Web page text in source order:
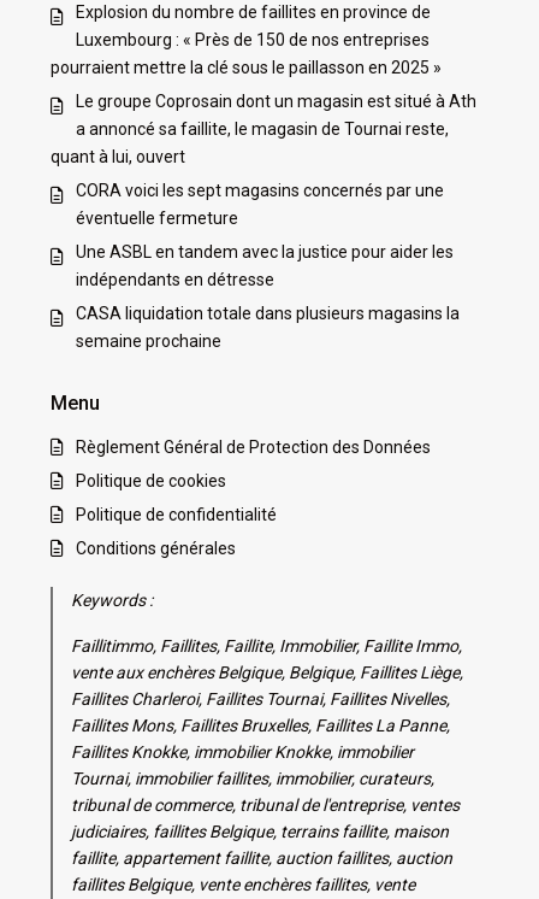
Explosion du nombre de faillites en province de
Luxembourg : « Près de 150 de nos entreprises
pourraient mettre la clé sous le paillasson en 2025 »
Le groupe Coprosain dont un magasin est situé à Ath
a annoncé sa faillite, le magasin de Tournai reste,
quant à lui, ouvert
CORA voici les sept magasins concernés par une
éventuelle fermeture
Une ASBL en tandem avec la justice pour aider les
indépendants en détresse
CASA liquidation totale dans plusieurs magasins la
semaine prochaine
Menu
Règlement Général de Protection des Données
Politique de cookies
Politique de confidentialité
Conditions générales
Keywords :
Faillitimmo, Faillites, Faillite, Immobilier, Faillite Immo,
vente aux enchères Belgique, Belgique, Faillites Liège,
Faillites Charleroi, Faillites Tournai, Faillites Nivelles,
Faillites Mons, Faillites Bruxelles, Faillites La Panne,
Faillites Knokke, immobilier Knokke, immobilier
Tournai, immobilier faillites, immobilier, curateurs,
tribunal de commerce, tribunal de l'entreprise, ventes
judiciaires, faillites Belgique, terrains faillite, maison
faillite, appartement faillite, auction faillites, auction
faillites Belgique, vente enchères faillites, vente